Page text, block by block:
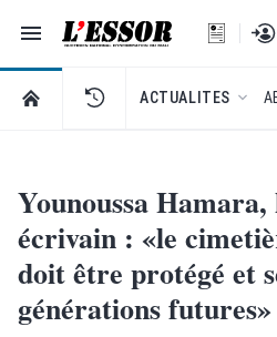
Navigation
L'Essor - retour à la
Se
RETOUR À LA PAGE D’ACCUEIL DE
ACTUALITES
Younoussa
écrivain : «le
doit être protégé et
générations futures»